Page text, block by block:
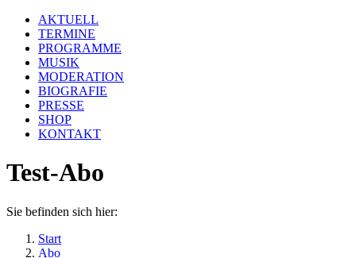
AKTUELL
TERMINE
PROGRAMME
MUSIK
MODERATION
BIOGRAFIE
PRESSE
SHOP
KONTAKT
Test-Abo
Sie befinden sich hier:
Start
Abo